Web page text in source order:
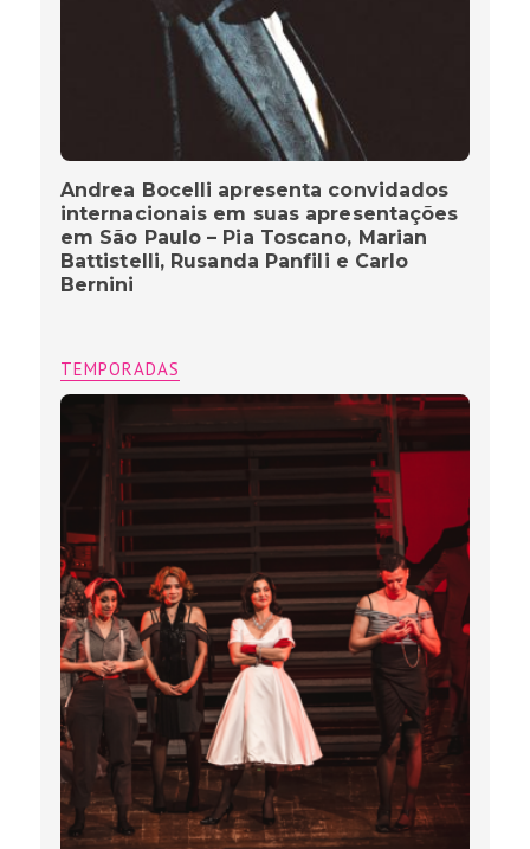
Andrea Bocelli apresenta convidados
internacionais em suas apresentações
em São Paulo – Pia Toscano, Marian
Battistelli, Rusanda Panfili e Carlo
Bernini
TEMPORADAS